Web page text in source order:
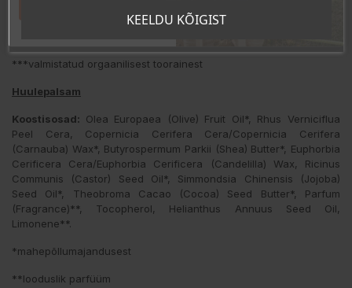
***valmistatud orgaanilisest toorainest
Huulepalsam
Koostisosad: Olea Europaea (Olive) Fruit Oil*, Rhus Verniciflua
Peel Cera, Copernicia Cerifera Cera/Copernicia Cerifera
(Carnauba) Wax*, Butyrospermum Parkii (Shea) Butter*, Euphorbia
Cerificera Cera/Euphorbia Cerificera (Candelilla) Wax, Ricinus
Communis (Castor) Seed Oil*, Simmondsia Chinensis (Jojoba)
Seed Oil*, Theobroma Cacao (Cocoa) Seed Butter*, Parfum
(Fragrance)**, Tocopherol, Helianthus Annuus Seed Oil,
Limonene**.
*mahepõllumajandusest
**looduslik parfüüm
KEELDU KÕIGIST